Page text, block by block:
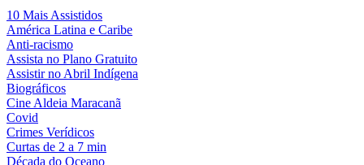
10 Mais Assistidos
América Latina e Caribe
Anti-racismo
Assista no Plano Gratuito
Assistir no Abril Indígena
Biográficos
Cine Aldeia Maracanã
Covid
Crimes Verídicos
Curtas de 2 a 7 min
Década do Oceano